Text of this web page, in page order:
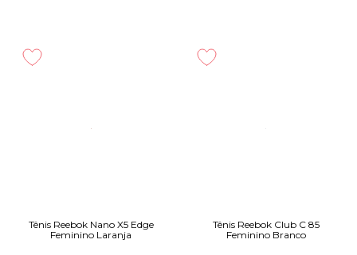
Tênis Reebok Nano X5 Edge
Feminino Laranja
Tênis Reebok Club C 85
Feminino Branco